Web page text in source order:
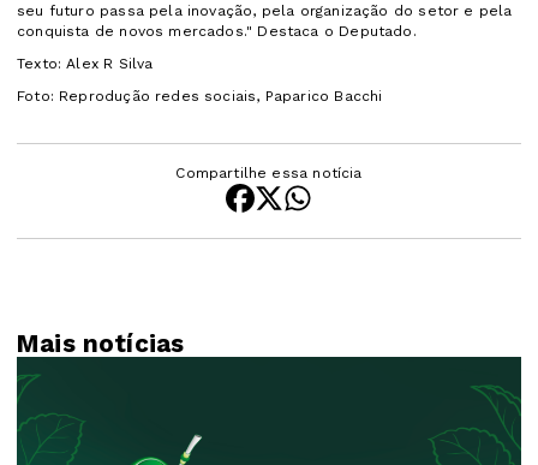
seu futuro passa pela inovação, pela organização do setor e pela
conquista de novos mercados." Destaca o Deputado.
Texto: Alex R Silva
Foto: Reprodução redes sociais, Paparico Bacchi
Compartilhe essa notícia
Mais notícias